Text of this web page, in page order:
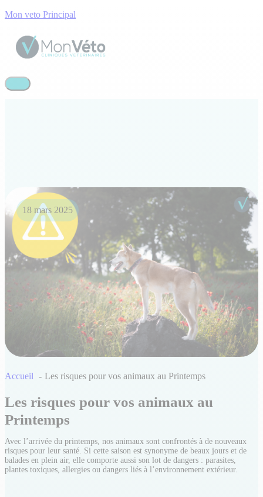
Mon veto Principal
18 mars 2025
Accueil Les risques pour vos animaux au Printemps
Les risques pour vos animaux au
Printemps
Avec l’arrivée du printemps, nos animaux sont confrontés à de nouveaux
risques pour leur santé. Si cette saison est synonyme de beaux jours et de
balades en plein air, elle comporte aussi son lot de dangers : parasites,
plantes toxiques, allergies ou dangers liés à l’environnement extérieur.